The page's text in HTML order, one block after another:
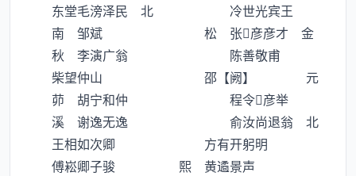
东堂毛滂泽民 北 冷世光宾王
南 邹斌 松 张彦彦才 金
秋 李演广翁 陈善敬甫
柴望仲山 邵【阙】 元
茆 胡宁和仲 程令彦举
溪 谢逸无逸 俞汝尚退翁 北
王相如次卿 方有开躬明
傅崧卿子骏 熙 黄遹景声